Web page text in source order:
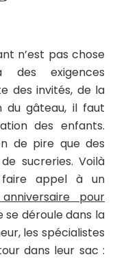
n’est pas chose
exigences
des invités, de la
gâteau, il faut
des enfants.
de pire que des
sucreries. Voilà
appel à un
anniversaire pour
se déroule dans la
les spécialistes
dans leur sac :